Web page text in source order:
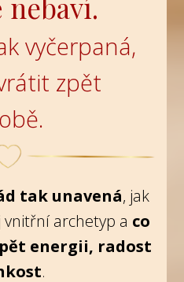
vyčerpaná,
zpět
tak unavená, jak
archetyp a co
energii, radost
.